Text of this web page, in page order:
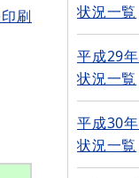
刷
状況一覧
平成29
状況一覧
平成30
状況一覧